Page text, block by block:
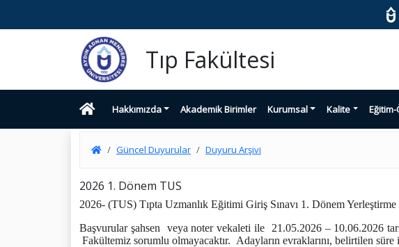
Tıp Fakültesi
Hakkımızda Akademik Birimler Kurumsal Kalite
Güncel Duyurular Duyuru Arşivi
2026 1. Dönem TUS
2026- (TUS) Tıpta Uzmanlık Eğitimi Giriş Sınavı 1. Dönem
Başvurular şahsen
veya noter vekaleti ile 21.05.2026 – 10.06.2026
Fakültemiz sorumlu olmayacaktır. Adayların evraklarını, belirtilen